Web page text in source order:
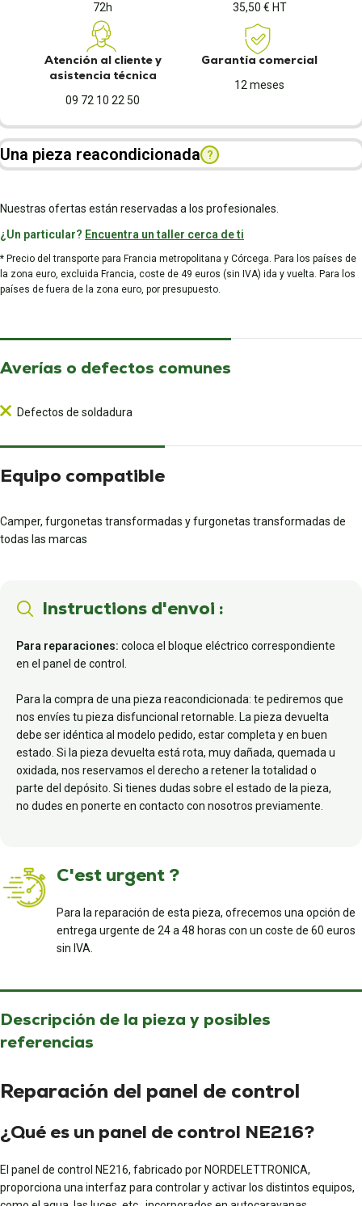
72h 35,50 € HT
Atención al cliente y
asistencia técnica
09 72 10 22 50
Garantía comercial
12 meses
Una pieza reacondicionada ?
Nuestras ofertas están reservadas a los profesionales.
¿Un particular? Encuentra un taller cerca de ti
* Precio del transporte para Francia metropolitana y Córcega. Para los países de
la zona euro, excluida Francia, coste de 49 euros (sin IVA) ida y vuelta. Para los
países de fuera de la zona euro, por presupuesto.
Averías o defectos comunes
Defectos de soldadura
Equipo compatible
Camper, furgonetas transformadas y furgonetas transformadas de
todas las marcas
Instructions d'envoi :
Para reparaciones: coloca el bloque eléctrico correspondiente
en el panel de control.
Para la compra de una pieza reacondicionada: te pediremos que
nos envíes tu pieza disfuncional retornable. La pieza devuelta
debe ser idéntica al modelo pedido, estar completa y en buen
estado. Si la pieza devuelta está rota, muy dañada, quemada u
oxidada, nos reservamos el derecho a retener la totalidad o
parte del depósito. Si tienes dudas sobre el estado de la pieza,
no dudes en ponerte en contacto con nosotros previamente.
C'est urgent ?
Para la reparación de esta pieza, ofrecemos una opción de
entrega urgente de 24 a 48 horas con un coste de 60 euros
sin IVA.
Descripción de la pieza y posibles
referencias
Reparación del panel de control
¿Qué es un panel de control NE216?
El panel de control NE216, fabricado por NORDELETTRONICA,
proporciona una interfaz para controlar y activar los distintos equipos,